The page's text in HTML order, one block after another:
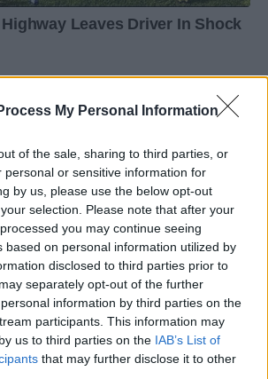
My Personal Information
of the sale, sharing to third parties, or
personal or sensitive information for
by us, please use the below opt-out
selection. Please note that after your
you may continue seeing
based on personal information utilized by
disclosed to third parties prior to
separately opt-out of the further
information by third parties on the
participants. This information may
us to third parties on the IAB’s List of
that may further disclose it to other